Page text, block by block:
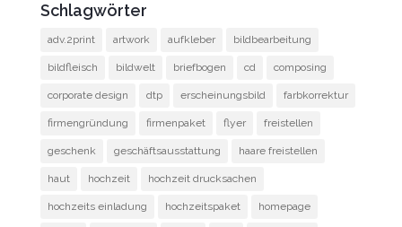
Schlagwörter
adv.2print artwork aufkleber bildbearbeitung
bildfleisch bildwelt briefbogen cd composing
corporate design dtp erscheinungsbild farbkorrektur
firmengründung firmenpaket flyer freistellen
geschenk geschäftsausstattung haare freistellen
haut hochzeit hochzeit drucksachen
hochzeits einladung hochzeitspaket homepage